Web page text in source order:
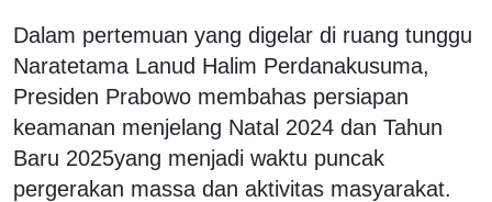
Dalam pertemuan yang digelar di ruang tunggu
Naratetama Lanud Halim Perdanakusuma,
Presiden Prabowo membahas persiapan
keamanan menjelang Natal 2024 dan Tahun
Baru 2025yang menjadi waktu puncak
pergerakan massa dan aktivitas masyarakat.